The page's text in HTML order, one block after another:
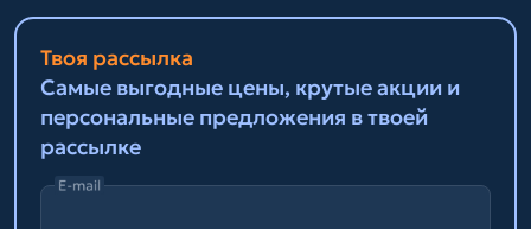
Твоя рассылка
Самые выгодные цены, крутые акции и
персональные предложения в твоей
рассылке
E-mail